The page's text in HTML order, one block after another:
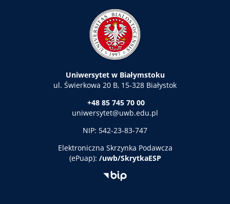
Uniwersytet w Białymstoku
ul. Świerkowa 20 B, 15-328 Białystok
+48 85 745 70 00
uniwersytet@uwb.edu.pl
NIP: 542-23-83-747
Elektroniczna Skrzynka Podawcza
(ePuap): /uwb/SkrytkaESP